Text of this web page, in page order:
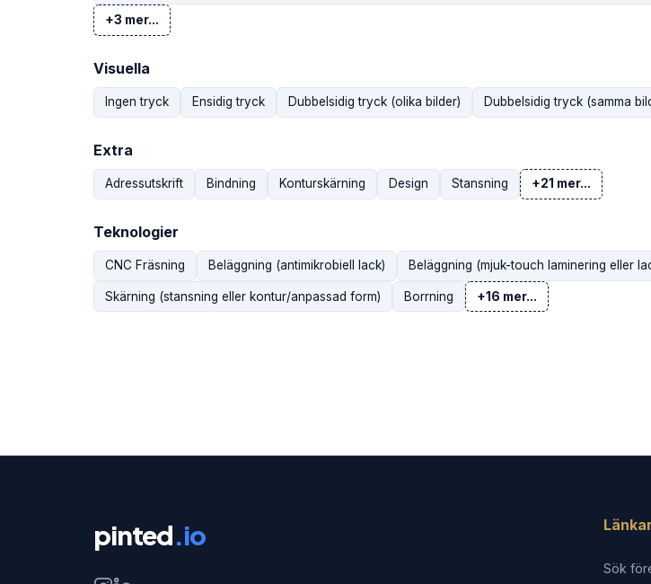
+3 mer...
Visuella
Ingen tryck Ensidig tryck Dubbelsidig tryck (olika bilder) Dubbelsidig tryck (samma
Extra
Adressutskrift Bindning Konturskärning Design Stansning +21 mer...
Teknologier
CNC Fräsning Beläggning (antimikrobiell lack) Beläggning (mjuk-touch laminering eller
Skärning (stansning eller kontur/anpassad form) Borrning +16 mer...
pinted.io Länkar
Sök